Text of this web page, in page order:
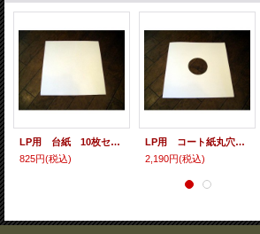
LP用 台紙 10枚セット
825円(税込)
LP用 コート紙丸穴ジャケ 10枚セット
2,190円(税込)